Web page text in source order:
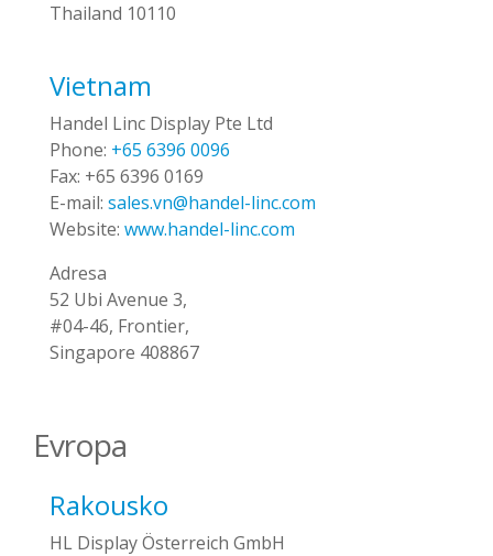
Thailand 10110
Vietnam
Handel Linc Display Pte Ltd
Phone: +65 6396 0096
Fax: +65 6396 0169
E-mail: sales.vn@handel-linc.com
Website: www.handel-linc.com
Adresa
52 Ubi Avenue 3,
#04-46, Frontier,
Singapore 408867
Evropa
Rakousko
HL Display Österreich GmbH